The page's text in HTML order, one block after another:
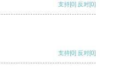
支持[0] 反对[0]
支持[0] 反对[0]